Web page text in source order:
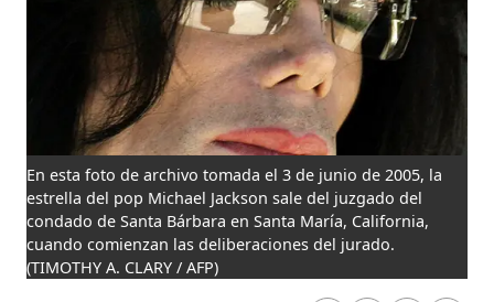
En esta foto de archivo tomada el 3 de junio de 2005, la
estrella del pop Michael Jackson sale del juzgado del
condado de Santa Bárbara en Santa María, California,
cuando comienzan las deliberaciones del jurado.
(TIMOTHY A. CLARY / AFP)